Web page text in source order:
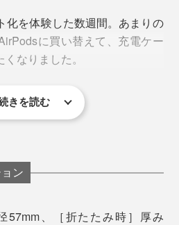
らば、スタンドに近づけるだけ
、無段階に調節できて、位置を
化を体験した数週間。あまりの
に買い替えて、充電ケー
なりました。
きを読む
ン
57mm、［折たたみ時］厚み